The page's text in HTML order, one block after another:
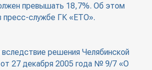
превышать 18,7%. Об этом
службе ГК «ЕТО».
решения Челябинской
27 декабря 2005 года № 9/7 «О